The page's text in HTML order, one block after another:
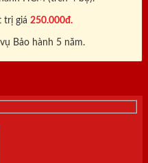
trị giá 250.000đ.
Bảo hành 5 năm.